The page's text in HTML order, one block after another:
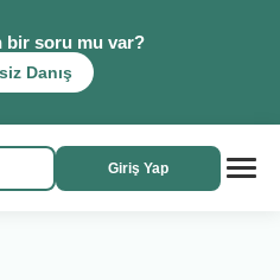
bir soru mu var?
Danış
Giriş Yap